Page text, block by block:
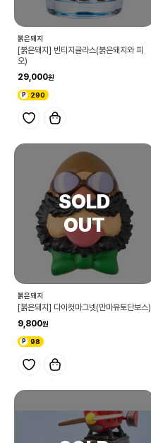
붉은돼지
[붉은돼지] 빈티지글라스(붉은돼지와 피
오)
29,000
290
붉은돼지
[붉은돼지] 다이컷마그넷(만마유토단보스)
9,800
98